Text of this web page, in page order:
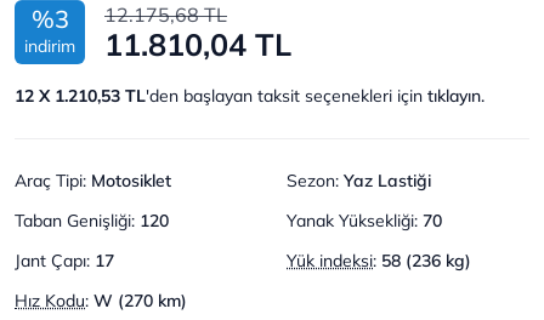
%3
indirim
12.175,68 TL
11.810,04 TL
12 X 1.210,53 TL'den başlayan taksit seçenekleri için tıklayın.
Araç Tipi: Motosiklet Sezon: Yaz Lastiği
Taban Genişliği: 120 Yanak Yüksekliği: 70
Jant Çapı: 17 Yük indeksi: 58 (236 kg)
Hız Kodu: W (270 km)